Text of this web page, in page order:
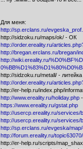
Для меня:
http://sp.erclans.ru/
http://sidzoku.ru/maps/ok/ - ОК
http://order.ereality.ru/
http://bregan.erclans.ru/bregan/
http://wiki.ereality.ru/
http://sidzoku.ru/metall/ - литейка
http://order.ereality.ru/
http://er-help.ru/index.php/
http://www.ereality.ru/holiday.php-
https://www.ereality.ru/gstat.php
http://usercp.ereality.ru/services/
http://usercp.ereality.ru/services/
http://sp.erclans.ru/evgeska/
http://forum.ereality.ru/
http://er-help.ru/scripts/